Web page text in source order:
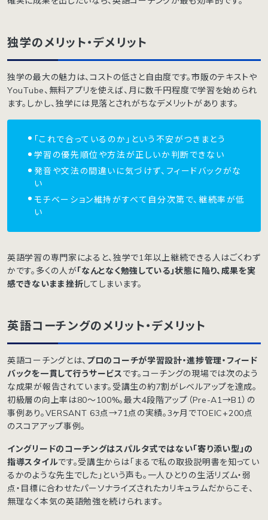
独学のメリット・デメリット
独学の最大の魅力は、コストの低さと自由度です。市販のテキストや
YouTube、無料アプリを使えば、月に数千円程度で学習を始められ
ます。しかし、独学には見落とされがちなデメリットがあります。
「これで合っているのか」という不安がつきまとう
学習の優先順位や方法が正しいか判断できない
発音や文法の間違いに気づけず、フィードバックがな
い
モチベーション維持がすべて自分次第で、継続率が低
い
英語学習の専門家によると、独学で1年以上継続できる人はごくわず
かです。多くの人が「なんとなく勉強している」状態に陥り、成果を実
感できないまま挫折してしまいます。
英語コーチングのメリット・デメリット
英語コーチングとは、 プロのコーチが学習設計・進捗管理・フィード
バックを一貫して行うサービスです。コーチングの現場では次のよう
な成果が報告されています。受講生の約7割がレベルアップを達成。
初級層の向上率は80〜100%。最大4段階アップ（Pre-A1→B1）の
事例あり。VERSANT 63点→71点の実績。3ヶ月でTOEIC+200点
のスコアアップ事例。
イングリードのコーチングはスパルタ式ではない「寄り添い型」の
指導スタイルです。受講生からは「まるで私の取扱説明書を知ってい
るかのような先生でした」という声も。一人ひとりの生活リズム・弱
点・目標に合わせたパーソナライズされたカリキュラムだからこそ、
無理なく本気の英語勉強を続けられます。